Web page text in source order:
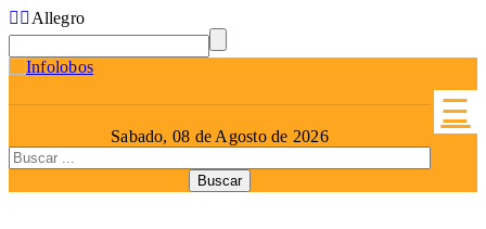
Allegro
☰
Sabado, 08 de Agosto de 2026